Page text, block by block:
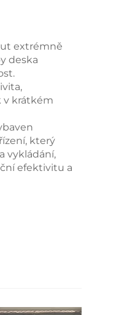
extrémně
deska
v krátkém
který
vykládání,
efektivitu a